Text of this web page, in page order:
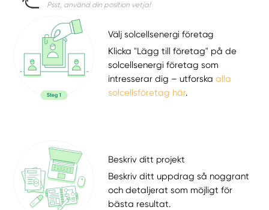
Psst, använd din position vetja!
Välj solcellsenergi företag
Klicka "Lägg till företag" på de
solcellsenergi företag som
intresserar dig – utforskaalla
solcellsföretag här.
Beskriv ditt projekt
Beskriv ditt uppdrag så noggrant
och detaljerat som möjligt för
bästa resultat.